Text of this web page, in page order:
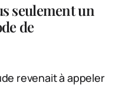
seulement un
de
revenait à appeler